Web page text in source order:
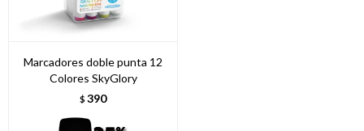
Marcadores doble punta 12
Colores SkyGlory
$ 390